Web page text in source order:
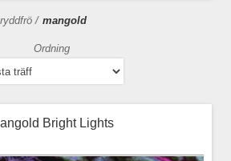
/ mangold
Ordning
Bright Lights